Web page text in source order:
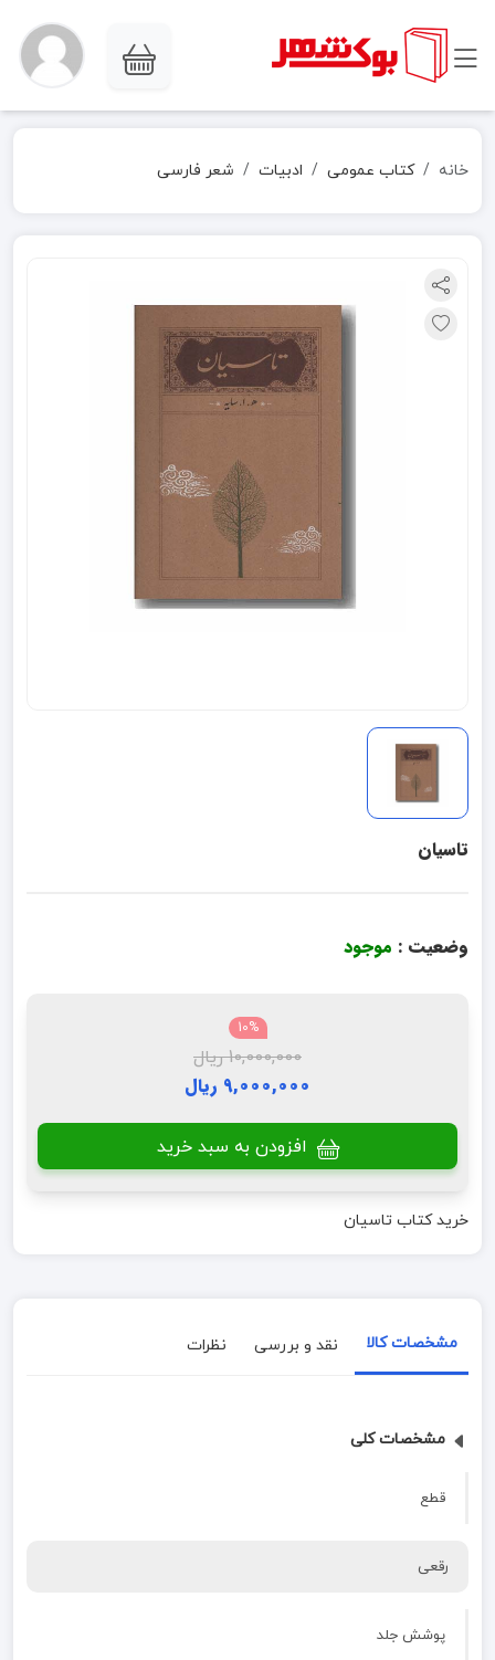
خانه کتاب عمومی ادبیات شعر فارسی
تاسیان
وضعیت : موجود
10%
10,000,000 ریال
9,000,000 ریال
افزودن به سبد خرید
خرید کتاب تاسیان
مشخصات کالا نقد و بررسی نظرات
مشخصات کلی
قطع
رقعی
پوشش جلد